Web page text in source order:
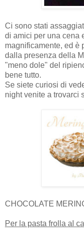
Ci sono stati
di amici per una cena
magnificamente, ed è
dalla presenza della
"meno dole" del
bene tutto.
Se siete curiosi di
night venite a trovarci
CHOCOLATE
Per la pasta frolla al